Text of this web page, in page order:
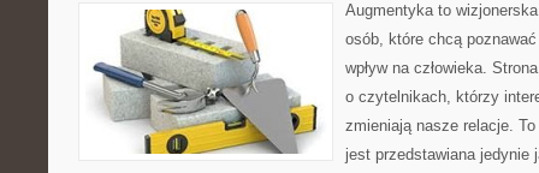
Augmentyka to
osób, które chcą
wpływ na człowieka.
o czytelnikach, którzy
zmieniają nasze relacje.
jest przedstawiana jedynie